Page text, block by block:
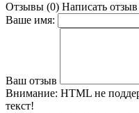
Отзывы (0) Написать отзыв
Ваше имя:
Ваш отзыв
Внимание: HTML не
текст!